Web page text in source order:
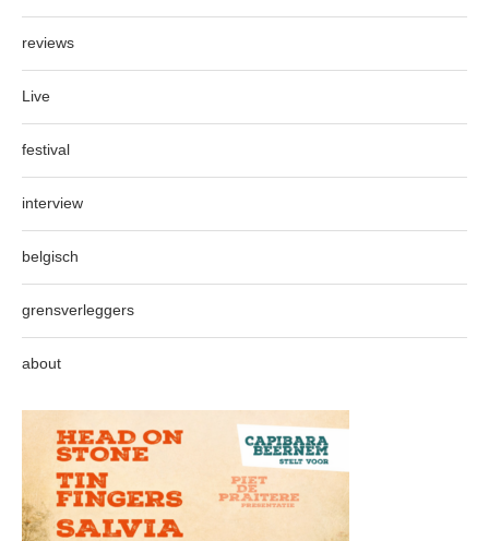
reviews
Live
festival
interview
belgisch
grensverleggers
about